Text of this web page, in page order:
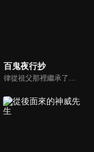
百鬼夜行抄
律從祖父那裡繼承了第六感，以及一位名為「藍風暴」的惡魔守護者。奇怪的事情似乎總是圍繞著他們兩人發生，而揭開所有這些神秘事件真相的重任就落在了他們身上。每個故事都是獨立的，但其中穿插著一些你會逐漸熟悉並喜愛的角色，他們各自以不同的方式應對著「非此世之事」。